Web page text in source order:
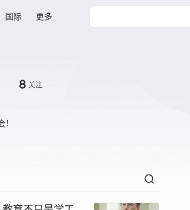
国际 更多
8 关注